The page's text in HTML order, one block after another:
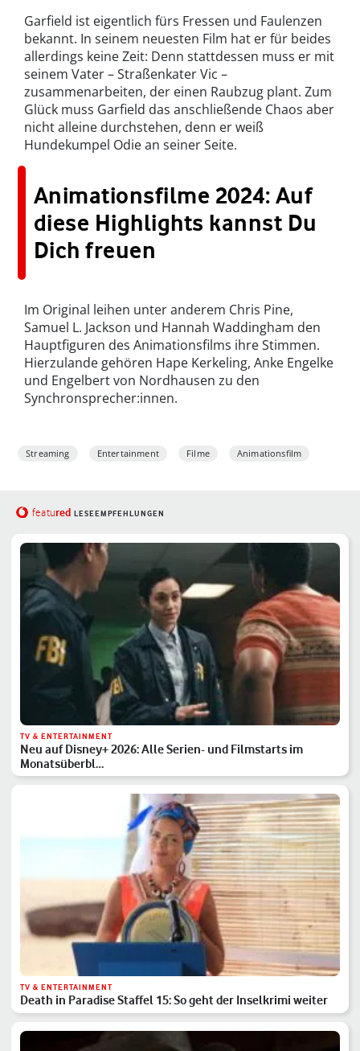
Garfield ist eigentlich fürs Fressen und Faulenzen
bekannt. In seinem neuesten Film hat er für beides
allerdings keine Zeit: Denn stattdessen muss er mit
seinem Vater – Straßenkater Vic –
zusammenarbeiten, der einen Raubzug plant. Zum
Glück muss Garfield das anschließende Chaos aber
nicht alleine durchstehen, denn er weiß
Hundekumpel Odie an seiner Seite.
Animationsfilme 2024: Auf
diese Highlights kannst Du
Dich freuen
Im Original leihen unter anderem Chris Pine,
Samuel L. Jackson und Hannah Waddingham den
Hauptfiguren des Animationsfilms ihre Stimmen.
Hierzulande gehören Hape Kerkeling, Anke Engelke
und Engelbert von Nordhausen zu den
Synchronsprecher:innen.
Streaming Entertainment Filme Animationsfilm
featured LESEEMPFEHLUNGEN
TV & ENTERTAINMENT
Neu auf Disney+ 2026: Alle Serien- und Filmstarts im
Monatsüberbl…
TV & ENTERTAINMENT
Death in Paradise Staffel 15: So geht der Inselkrimi weiter